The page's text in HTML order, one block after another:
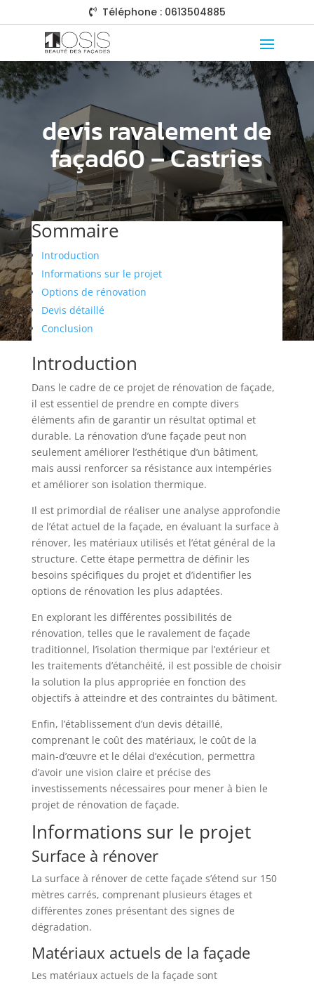
 Téléphone : 0613504885
devis ravalement de
façad60 – Castries
Sommaire
Introduction
Informations sur le projet
Options de rénovation
Devis détaillé
Conclusion
Introduction
Dans le cadre de ce projet de rénovation de façade,
il est essentiel de prendre en compte divers
éléments afin de garantir un résultat optimal et
durable. La rénovation d’une façade peut non
seulement améliorer l’esthétique d’un bâtiment,
mais aussi renforcer sa résistance aux intempéries
et améliorer son isolation thermique.
Il est primordial de réaliser une analyse approfondie
de l’état actuel de la façade, en évaluant la surface à
rénover, les matériaux utilisés et l’état général de la
structure. Cette étape permettra de définir les
besoins spécifiques du projet et d’identifier les
options de rénovation les plus adaptées.
En explorant les différentes possibilités de
rénovation, telles que le ravalement de façade
traditionnel, l’isolation thermique par l’extérieur et
les traitements d’étanchéité, il est possible de choisir
la solution la plus appropriée en fonction des
objectifs à atteindre et des contraintes du bâtiment.
Enfin, l’établissement d’un devis détaillé,
comprenant le coût des matériaux, le coût de la
main-d’œuvre et le délai d’exécution, permettra
d’avoir une vision claire et précise des
investissements nécessaires pour mener à bien le
projet de rénovation de façade.
Informations sur le projet
Surface à rénover
La surface à rénover de cette façade s’étend sur 150
mètres carrés, comprenant plusieurs étages et
différentes zones présentant des signes de
dégradation.
Matériaux actuels de la façade
Les matériaux actuels de la façade sont